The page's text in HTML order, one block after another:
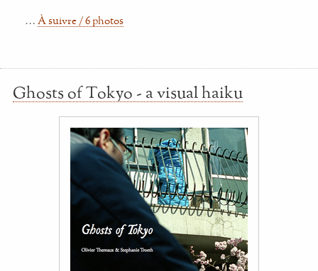
… À suivre / 6 photos
Ghosts of Tokyo - a visual haiku